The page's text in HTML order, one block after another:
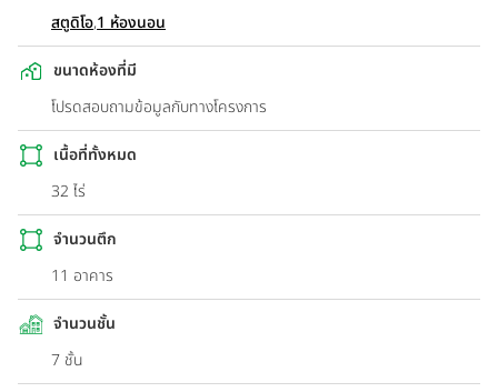
สตูดิโอ,1 ห้องนอน
ขนาดห้องที่มี
โปรดสอบถามข้อมูลกับทางโครงการ
เนื้อที่ทั้งหมด
32 ไร่
จำนวนตึก
11 อาคาร
จำนวนชั้น
7 ชั้น